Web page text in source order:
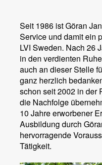
Seit 1986 ist Göran
Service und damit ein
LVI Sweden. Nach 26
in den verdienten
auch an dieser Stelle
ganz herzlich
schon seit 2002 in der
die Nachfolge
10 Jahre erworbener
Ausbildung durch
hervorragende
Tätigkeit.